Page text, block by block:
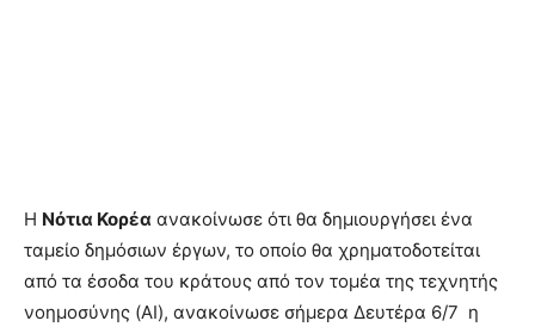
Η Νότια Κορέα ανακοίνωσε ότι θα δημιουργήσει ένα
ταμείο δημόσιων έργων, το οποίο θα χρηματοδοτείται
από τα έσοδα του κράτους από τον τομέα της τεχνητής
νοημοσύνης (AI), ανακοίνωσε σήμερα Δευτέρα 6/7 η